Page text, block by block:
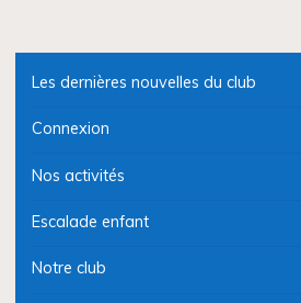
Les dernières nouvelles du club
Connexion
Nos activités
Escalade enfant
Notre club